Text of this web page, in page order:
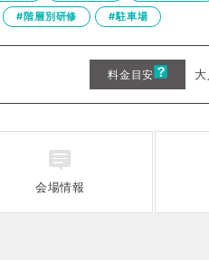
#階層別研修 #駐車場
料金目安
会場情報